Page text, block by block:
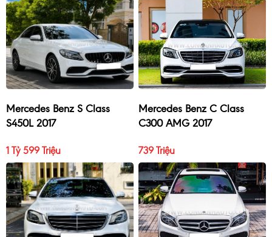
Mercedes Benz S Class
S450L 2017
1 Tỷ 599 Triệu
Mercedes Benz C Class
C300 AMG 2017
739 Triệu